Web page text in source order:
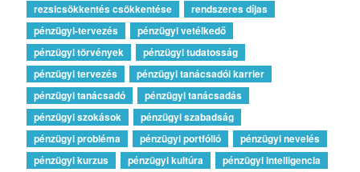
rezsicsökkentés csökkentése
rendszeres díjas
pénzügyi-tervezés
pénzügyi vetélkedő
pénzügyi törvények
pénzügyi tudatosság
pénzügyi tervezés
pénzügyi tanácsadói karrier
pénzügyi tanácsadó
pénzügyi tanácsadás
pénzügyi szokások
pénzügyi szabadság
pénzügyi probléma
pénzügyi portfólió
pénzügyi nevelés
pénzügyi kurzus
pénzügyi kultúra
pénzügyi intelligencia